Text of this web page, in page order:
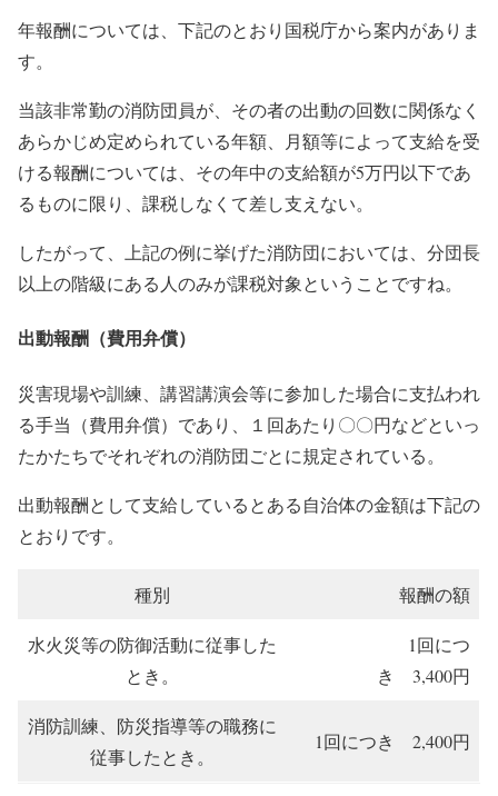
年報酬については、下記のとおり国税庁から案内がありま
す。
当該非常勤の消防団員が、その者の出動の回数に関係なく
あらかじめ定められている年額、月額等によって支給を受
ける報酬については、その年中の支給額が5万円以下であ
るものに限り、課税しなくて差し支えない。
したがって、上記の例に挙げた消防団においては、分団長
以上の階級にある人のみが課税対象ということですね。
出動報酬（費用弁償）
災害現場や訓練、講習講演会等に参加した場合に支払われ
る手当（費用弁償）であり、１回あたり〇〇円などといっ
たかたちでそれぞれの消防団ごとに規定されている。
出動報酬として支給しているとある自治体の金額は下記の
とおりです。
種別 報酬の額
水火災等の防御活動に従事した
とき。
1回につ
き 3,400円
消防訓練、防災指導等の職務に
従事したとき。
1回につき 2,400円